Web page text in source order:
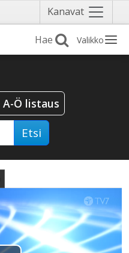
Kanavat Näytä
valikko
Valikko
A-Ö listaus
Etsi